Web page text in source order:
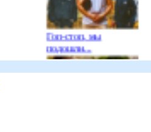
Гоп-стоп, мы
подошли...